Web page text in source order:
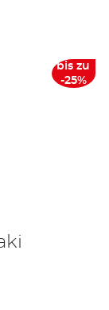
bis zu
-25%